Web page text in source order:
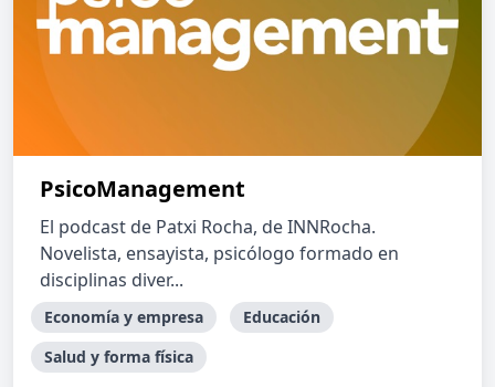
PsicoManagement
El podcast de Patxi Rocha, de INNRocha.
Novelista, ensayista, psicólogo formado en
disciplinas diver...
Economía y empresa
Educación
Salud y forma física